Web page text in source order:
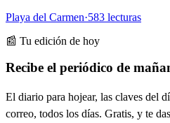
Playa del Carmen·583 lecturas
📰 Tu edición de hoy
Recibe el periódico de
El diario para hojear, las claves del
correo, todos los días. Gratis, y te